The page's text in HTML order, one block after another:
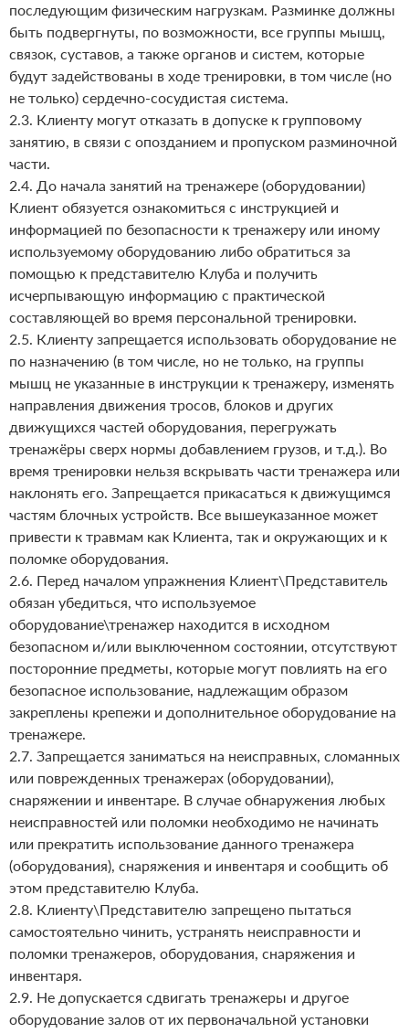
последующим физическим нагрузкам. Разминке должны
быть подвергнуты, по возможности, все группы мышц,
связок, суставов, а также органов и систем, которые
будут задействованы в ходе тренировки, в том числе (но
не только) сердечно-сосудистая система.
2.3. Клиенту могут отказать в допуске к групповому
занятию, в связи с опозданием и пропуском разминочной
части.
2.4. До начала занятий на тренажере (оборудовании)
Клиент обязуется ознакомиться с инструкцией и
информацией по безопасности к тренажеру или иному
используемому оборудованию либо обратиться за
помощью к представителю Клуба и получить
исчерпывающую информацию с практической
составляющей во время персональной тренировки.
2.5. Клиенту запрещается использовать оборудование не
по назначению (в том числе, но не только, на группы
мышц не указанные в инструкции к тренажеру, изменять
направления движения тросов, блоков и других
движущихся частей оборудования, перегружать
тренажёры сверх нормы добавлением грузов, и т.д.). Во
время тренировки нельзя вскрывать части тренажера или
наклонять его. Запрещается прикасаться к движущимся
частям блочных устройств. Все вышеуказанное может
привести к травмам как Клиента, так и окружающих и к
поломке оборудования.
2.6. Перед началом упражнения Клиент\Представитель
обязан убедиться, что используемое
оборудование\тренажер находится в исходном
безопасном и/или выключенном состоянии, отсутствуют
посторонние предметы, которые могут повлиять на его
безопасное использование, надлежащим образом
закреплены крепежи и дополнительное оборудование на
тренажере.
2.7. Запрещается заниматься на неисправных, сломанных
или поврежденных тренажерах (оборудовании),
снаряжении и инвентаре. В случае обнаружения любых
неисправностей или поломки необходимо не начинать
или прекратить использование данного тренажера
(оборудования), снаряжения и инвентаря и сообщить об
этом представителю Клуба.
2.8. Клиенту\Представителю запрещено пытаться
самостоятельно чинить, устранять неисправности и
поломки тренажеров, оборудования, снаряжения и
инвентаря.
2.9. Не допускается сдвигать тренажеры и другое
оборудование залов от их первоначальной установки